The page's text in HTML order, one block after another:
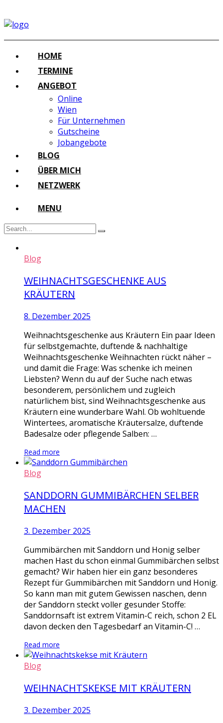
HOME
TERMINE
ANGEBOT
Online
Wien
Für Unternehmen
Gutscheine
Jobangebote
BLOG
ÜBER MICH
NETZWERK
MENU
Blog
WEIHNACHTSGESCHENKE AUS
KRÄUTERN
8. Dezember 2025
Weihnachtsgeschenke aus Kräutern Ein paar Ideen
für selbstgemachte, duftende & nachhaltige
Weihnachtsgeschenke Weihnachten rückt näher –
und damit die Frage: Was schenke ich meinen
Liebsten? Wenn du auf der Suche nach etwas
besonderem, persönlichem und zugleich
natürlichem bist, sind Weihnachtsgeschenke aus
Kräutern eine wunderbare Wahl. Ob wohltuende
Wintertees, aromatische Kräutersalze, duftende
Badesalze oder pflegende Salben: …
Read more
Blog
SANDDORN GUMMIBÄRCHEN SELBER
MACHEN
3. Dezember 2025
Gummibärchen mit Sanddorn und Honig selber
machen Hast du schon einmal Gummibärchen selbst
gemacht? Wir haben hier ein ganz besonderes
Rezept für Gummibärchen mit Sanddorn und Honig.
So kann man mit gutem Gewissen naschen, denn
der Sanddorn steckt voller gesunder Stoffe:
Sanddornsaft ist extrem Vitamin-C reich, schon 2 EL
davon decken den Tagesbedarf an Vitamin-C! …
Read more
Blog
WEIHNACHTSKEKSE MIT KRÄUTERN
3. Dezember 2025